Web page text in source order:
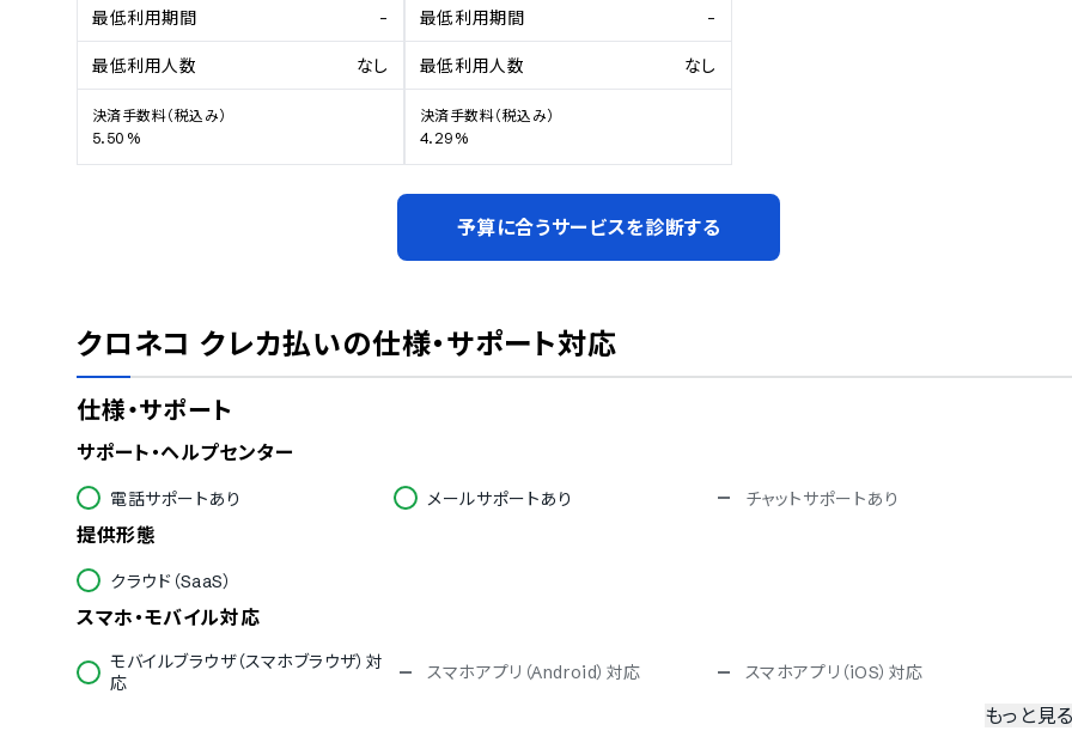
最低利用期間 -
最低利用人数 なし
決済手数料（税込み）
5.50%
最低利用期間 -
最低利用人数 なし
決済手数料（税込み）
4.29%
予算に合うサービスを診断する
クロネコ クレカ払いの仕様・サポート対応
仕様・サポート
サポート・ヘルプセンター
電話サポートあり メールサポートあり チャットサポートあり
提供形態
クラウド（SaaS）
スマホ・モバイル対応
モバイルブラウザ（スマホブラウザ）対
応
スマホアプリ（Android）対応 スマホアプリ（iOS）対応
もっと見る